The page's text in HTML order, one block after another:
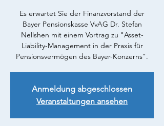
Es erwartet Sie der Finanzvorstand der
Bayer Pensionskasse VvAG Dr. Stefan
Nellshen mit einem Vortrag zu "Asset-
Liability-Management in der Praxis für
Pensionsvermögen des Bayer-Konzerns".
Anmeldung abgeschlossen
Veranstaltungen ansehen